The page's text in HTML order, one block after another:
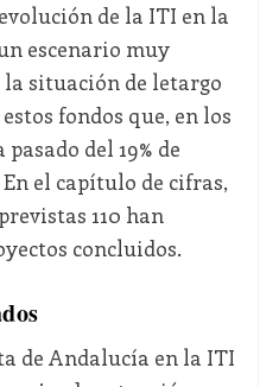
de la ITI en la
escenario muy
situación de letargo
fondos que, en los
del 19% de
En el capítulo de cifras,
110 han
concluidos.
de Andalucía en la ITI